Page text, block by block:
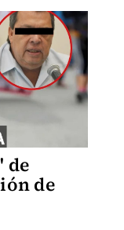
de
de